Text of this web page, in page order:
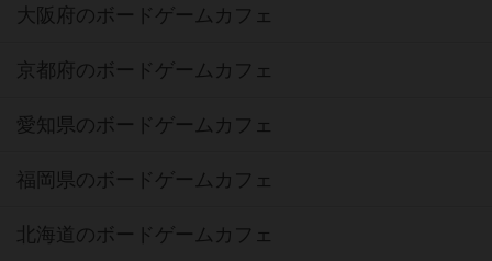
大阪府のボードゲームカフェ
京都府のボードゲームカフェ
愛知県のボードゲームカフェ
福岡県のボードゲームカフェ
北海道のボードゲームカフェ